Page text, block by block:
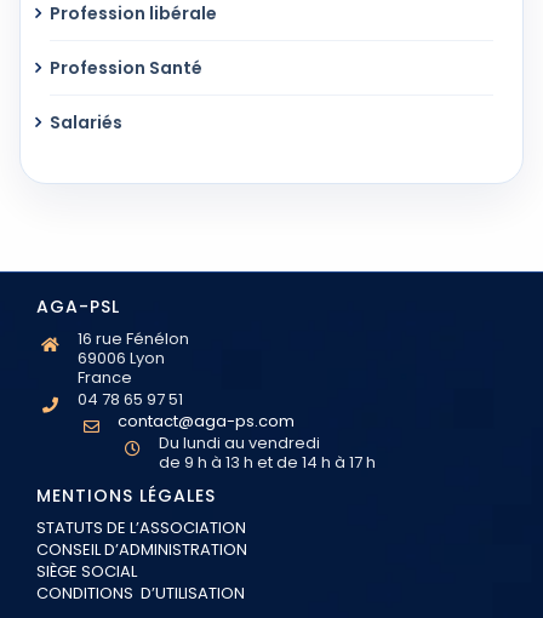
Profession libérale
Profession Santé
Salariés
AGA-PSL
16 rue Fénélon
69006 Lyon
France
04 78 65 97 51
contact@aga-ps.com
Du lundi au vendredi
de 9 h à 13 h et de 14 h à 17 h
MENTIONS LÉGALES
STATUTS DE L’ASSOCIATION
CONSEIL D’ADMINISTRATION
SIÈGE SOCIAL
CONDITIONS D’UTILISATION